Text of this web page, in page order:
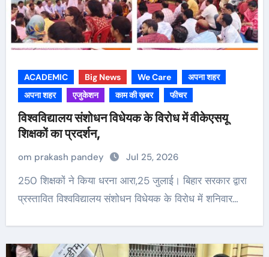
ACADEMIC Big News We Care
अपना शहर
अपना शहर
एजुकेशन काम की ख़बर फीचर
विश्वविद्यालय संशोधन विधेयक के विरोध में वीकेएसयू
शिक्षकों का प्रदर्शन,
om prakash pandey Jul 25, 2026
250 शिक्षकों ने किया धरना आरा,25 जुलाई। बिहार सरकार द्वारा
प्रस्तावित विश्वविद्यालय संशोधन विधेयक के विरोध में शनिवार…